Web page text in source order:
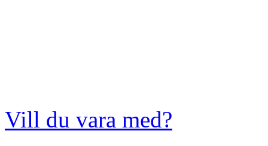
Vill du vara med?